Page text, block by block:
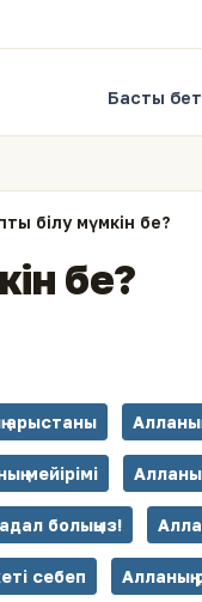
Басты бет
білу мүмкін бе?
бе?
арыстаны Алланың
мейірімі
болыңыз!
себеп Алланың